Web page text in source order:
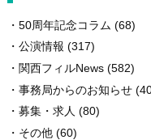
50周年記念コラム (68)
公演情報 (317)
関西フィルNews(582)
事務局からのお知らせ
募集・求人 (80)
その他(60)